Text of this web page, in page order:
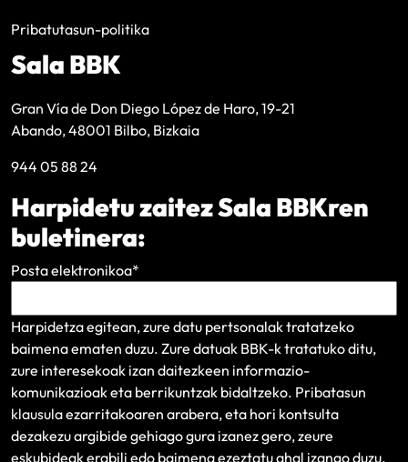
Pribatutasun-politika
Sala BBK
Gran Vía de Don Diego López de Haro, 19-21
Abando, 48001 Bilbo, Bizkaia
944 05 88 24
Harpidetu zaitez Sala BBKren
buletinera:
Posta elektronikoa*
Harpidetza egitean, zure datu pertsonalak tratatzeko
baimena ematen duzu. Zure datuak BBK-k tratatuko ditu,
zure interesekoak izan daitezkeen informazio-
komunikazioak eta berrikuntzak bidaltzeko. Pribatasun
klausulaezarritakoaren arabera, eta hori kontsulta
dezakezu argibide gehiago gura izanez gero, zeure
eskubideak erabili edo baimena ezeztatu ahal izango duzu.